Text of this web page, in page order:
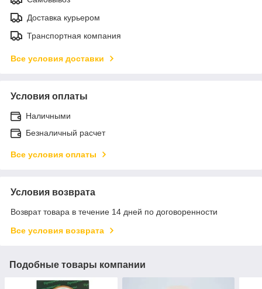
Доставка курьером
Транспортная компания
Все условия доставки
Условия оплаты
Наличными
Безналичный расчет
Все условия оплаты
Условия возврата
Возврат товара в течение 14 дней по договоренности
Все условия возврата
Подобные товары компании